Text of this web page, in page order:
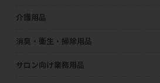
介護用品
消臭・衛生・掃除用品
サロン向け業務用品